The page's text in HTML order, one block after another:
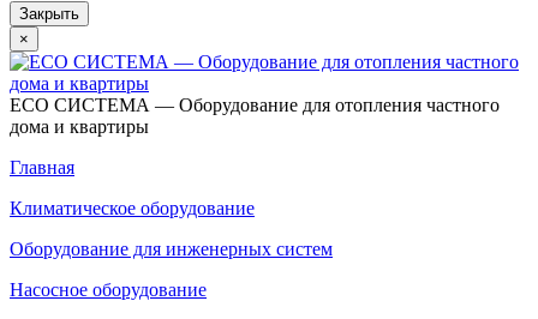
Закрыть
×
ECO СИСТЕМА — Оборудование для отопления частного
дома и квартиры
Главная
Климатическое оборудование
Оборудование для инженерных систем
Насосное оборудование